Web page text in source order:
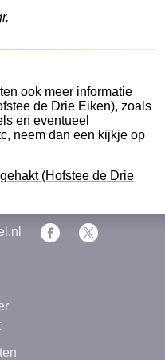
ook meer informatie
de Drie Eiken), zoals
en eventueel
neem dan een kijkje op
(Hofstee de Drie